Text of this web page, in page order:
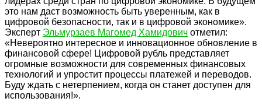
это нам даст возможность быть уверенным, как в
цифровой безопасности, так и в цифровой экономике».
Эксперт Эльмурзаев Магомед Хамидович отметил:
«Невероятно интересное и инновационное обновление в
финансовой сфере! Цифровой рубль представляет
огромные возможности для современных финансовых
технологий и упростит процессы платежей и переводов.
Буду ждать с нетерпением, когда он станет доступен для
использования!».